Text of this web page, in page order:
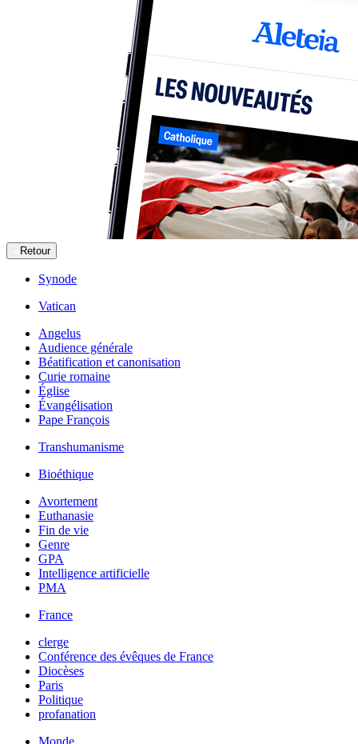
Retour
Synode
Vatican
Angelus
Audience générale
Béatification et canonisation
Curie romaine
Église
Évangélisation
Pape François
Transhumanisme
Bioéthique
Avortement
Euthanasie
Fin de vie
Genre
GPA
Intelligence artificielle
PMA
France
clerge
Conférence des évêques de France
Diocèses
Paris
Politique
profanation
Monde